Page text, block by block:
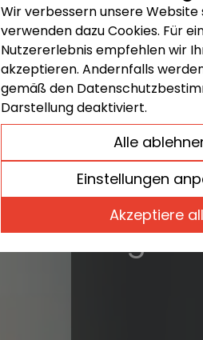
Eine
Wir verbessern unsere Website
verwenden dazu Cookies. Für
Nutzererlebnis empfehlen wir
akzeptieren. Andernfalls
gemäß den
Darstellung deaktiviert.
Alle
Einstellungen
Akzeptiere